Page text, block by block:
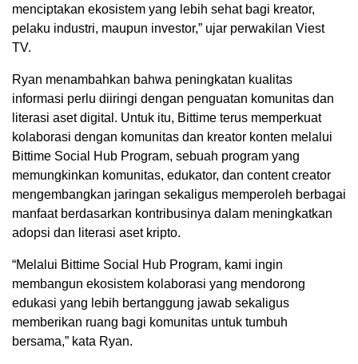
menciptakan ekosistem yang lebih sehat bagi kreator,
pelaku industri, maupun investor,” ujar perwakilan Viest
TV.
Ryan menambahkan bahwa peningkatan kualitas
informasi perlu diiringi dengan penguatan komunitas dan
literasi aset digital. Untuk itu, Bittime terus memperkuat
kolaborasi dengan komunitas dan kreator konten melalui
Bittime Social Hub Program, sebuah program yang
memungkinkan komunitas, edukator, dan content creator
mengembangkan jaringan sekaligus memperoleh berbagai
manfaat berdasarkan kontribusinya dalam meningkatkan
adopsi dan literasi aset kripto.
“Melalui Bittime Social Hub Program, kami ingin
membangun ekosistem kolaborasi yang mendorong
edukasi yang lebih bertanggung jawab sekaligus
memberikan ruang bagi komunitas untuk tumbuh
bersama,” kata Ryan.